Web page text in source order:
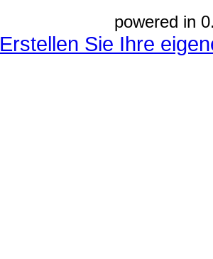
powered in
Erstellen Sie Ihre